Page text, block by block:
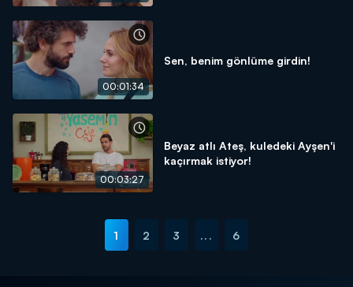
00:01:34
Sen, benim gönlüme girdin!
00:03:27
Beyaz atlı Ateş, kuledeki Ayşen'i
kaçırmak istiyor!
1 2 3 ... 6